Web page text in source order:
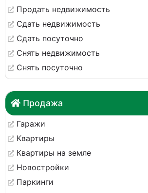
Продать недвижимость
Сдать недвижимость
Сдать посуточно
Снять недвижимость
Снять посуточно
Продажа
Гаражи
Квартиры
Квартиры на земле
Новостройки
Паркинги